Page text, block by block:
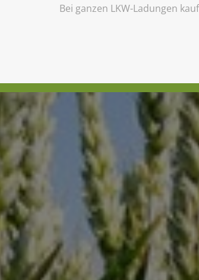
Bei ganzen LKW-Ladungen